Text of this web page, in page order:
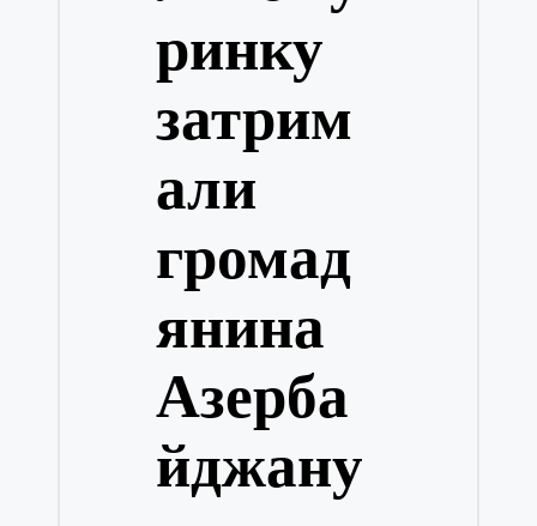
ринку
затрим
али
громад
янина
Азерба
йджану